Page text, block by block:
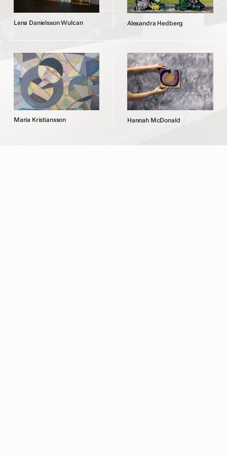
Lena DanielssonWulcan Alexand ra Hed berg
Maria Kristiansson Hannah McDonald